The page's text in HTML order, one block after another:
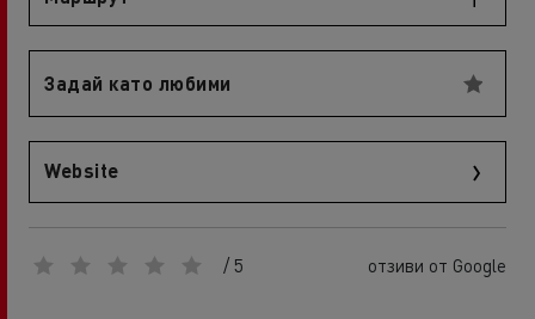
Задай като любими
Website
/ 5 отзиви от Google